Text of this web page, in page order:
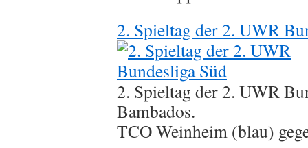
2. Spieltag der 2. UWR
2. Spieltag der 2. UWR
Bambados.
TCO Weinheim (blau)